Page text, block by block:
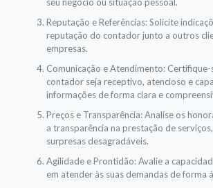
Reputação e Referências: Solicite
reputação do contador junto a outros
empresas.
Comunicação e Atendimento: Certifique-
contador seja receptivo, atencioso e
informações de forma clara e
Preços e Transparência: Analise os
a transparência na prestação de
surpresas desagradáveis.
Agilidade e Prontidão: Avalie a
em atender às suas demandas de forma